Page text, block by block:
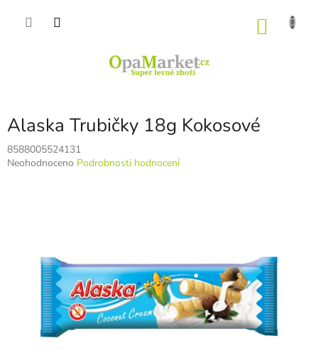
Alaska Trubičky 18g Kokosové
8588005524131
Průměrné
hvězdiček.
Neohodnoceno Podrobnosti hodnocení